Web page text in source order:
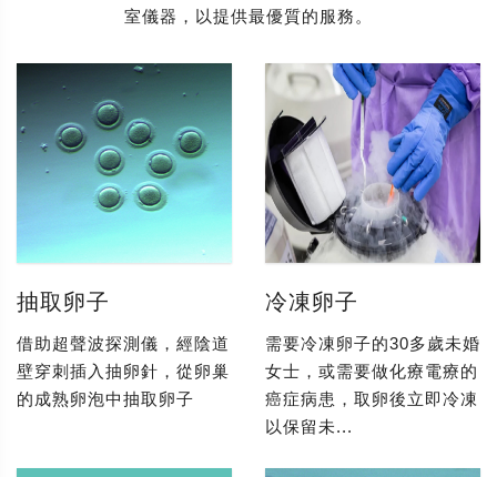
室儀器，以提供最優質的服務。
抽取卵子
借助超聲波探測儀，經陰道
壁穿刺插入抽卵針，從卵巢
的成熟卵泡中抽取卵子
冷凍卵子
需要冷凍卵子的30多歲未婚
女士，或需要做化療電療的
癌症病患，取卵後立即冷凍
以保留未...